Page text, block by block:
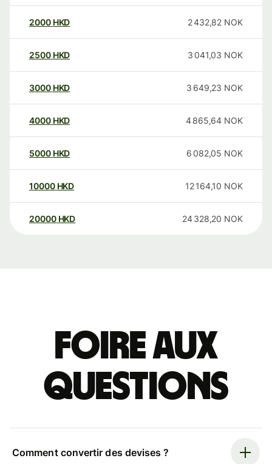
2000 HKD 2 432,82 NOK
2500 HKD 3 041,03 NOK
3000 HKD 3 649,23 NOK
4000 HKD 4 865,64 NOK
5000 HKD 6 082,05 NOK
10000 HKD 12 164,10 NOK
20000 HKD 24 328,20 NOK
Foire aux
questions
Comment convertir des devises ?